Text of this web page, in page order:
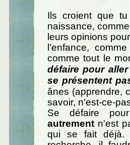
Ils croient que
naissance,
leurs opinions
l'enfance,
comme tout le
défaire pour
se présentent
ânes (apprendre,
savoir, n'est-ce-
Se défaire
autrementn'est
qui se fait déjà.